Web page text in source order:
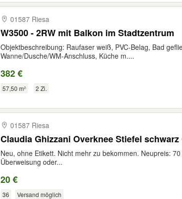
01587 Riesa
W3500 - 2RW mit Balkon im Stadtzentrum
Objektbeschreibung: Raufaser weiß, PVC-Belag, Bad
Wanne/Dusche/WM-Anschluss, Küche m....
382 €
57,50 m² 2 Zi.
01587 Riesa
Claudia Ghizzani Overknee Stiefel schwarz
Neu, ohne Etikett. Nicht mehr zu bekommen. Neupreis:
Überweisung oder...
20 €
36 Versand möglich